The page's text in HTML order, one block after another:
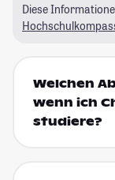
Diese
Welchen
wenn ich
studiere?